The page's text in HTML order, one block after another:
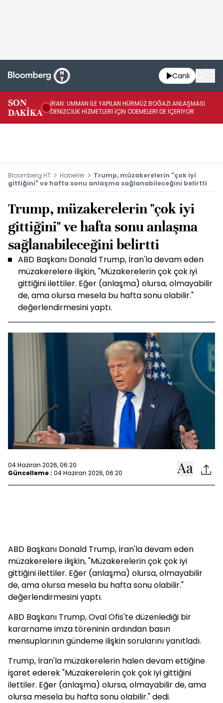
Canlı
SON
DAKİKA
İRAN: UMMAN İLE YAPILAN HÜRMÜZ BOĞAZI ANLAŞMASI
DENİZCİLİK HİZMETLERİ İÇİN ÖDEMELERİ DE İÇERİYOR
Bloomberg HT Haberler
Trump, müzakerelerin "çok iyi
gittiğini" ve hafta sonu anlaşma sağlanabileceğini belirtti
Trump, müzakerelerin "çok iyi
gittiğini" ve hafta sonu anlaşma
sağlanabileceğini belirtti
ABD Başkanı Donald Trump, İran'la devam eden
müzakerelere ilişkin, "Müzakerelerin çok çok iyi
gittiğini ilettiler. Eğer (anlaşma) olursa, olmayabilir
de, ama olursa mesela bu hafta sonu olabilir."
değerlendirmesini yaptı.
04 Haziran 2026, 06:20
Güncelleme : 04 Haziran 2026, 06:20
ABD Başkanı Donald Trump, İran'la devam eden
müzakerelere ilişkin, "Müzakerelerin çok çok iyi
gittiğini ilettiler. Eğer (anlaşma) olursa, olmayabilir
de, ama olursa mesela bu hafta sonu olabilir."
değerlendirmesini yaptı.
ABD Başkanı Trump, Oval Ofis'te düzenlediği bir
kararname imza töreninin ardından basın
mensuplarının gündeme ilişkin sorularını yanıtladı.
Trump, İran'la müzakerelerin halen devam ettiğine
işaret ederek "Müzakerelerin çok çok iyi gittiğini
ilettiler. Eğer (anlaşma) olursa, olmayabilir de, ama
olursa mesela bu hafta sonu olabilir." dedi.